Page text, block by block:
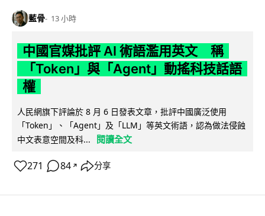
藍骨 13 小時
中國官媒批評 AI 術語濫用英文 稱
「Token」與「Agent」動搖科技話語
權
人民網旗下評論於 8 月 6 日發表文章，批評中國廣泛使用
「Token」、「Agent」及「LLM」等英文術語，認為做法侵蝕
中文表意空間及科...
閱讀全文
271 84 ↗ 分享